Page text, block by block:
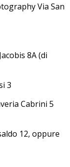
Via San
8A (di
3
Cabrini 5
12, oppure